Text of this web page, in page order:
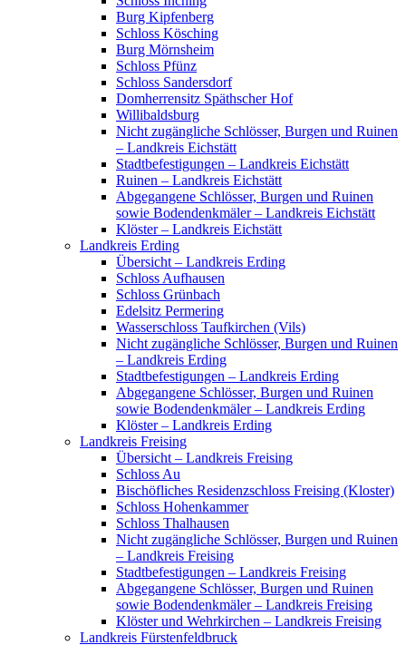
Burg Kipfenberg
Schloss Kösching
Burg Mörnsheim
Schloss Pfünz
Schloss Sandersdorf
Domherrensitz Späthscher Hof
Willibaldsburg
Nicht zugängliche Schlösser, Burgen und Ruinen
– Landkreis Eichstätt
Stadtbefestigungen – Landkreis Eichstätt
Ruinen – Landkreis Eichstätt
Abgegangene Schlösser, Burgen und Ruinen
sowie Bodendenkmäler – Landkreis Eichstätt
Klöster – Landkreis Eichstätt
Landkreis Erding
Übersicht – Landkreis Erding
Schloss Aufhausen
Schloss Grünbach
Edelsitz Permering
Wasserschloss Taufkirchen (Vils)
Nicht zugängliche Schlösser, Burgen und Ruinen
– Landkreis Erding
Stadtbefestigungen – Landkreis Erding
Abgegangene Schlösser, Burgen und Ruinen
sowie Bodendenkmäler – Landkreis Erding
Klöster – Landkreis Erding
Landkreis Freising
Übersicht – Landkreis Freising
Schloss Au
Bischöfliches Residenzschloss Freising (Kloster)
Schloss Hohenkammer
Schloss Thalhausen
Nicht zugängliche Schlösser, Burgen und Ruinen
– Landkreis Freising
Stadtbefestigungen – Landkreis Freising
Abgegangene Schlösser, Burgen und Ruinen
sowie Bodendenkmäler – Landkreis Freising
Klöster und Wehrkirchen – Landkreis Freising
Landkreis Fürstenfeldbruck